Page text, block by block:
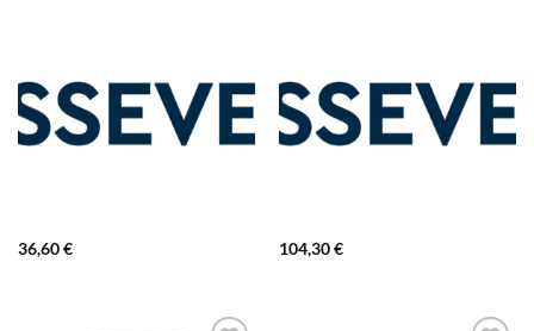
36,60€ 104,30€